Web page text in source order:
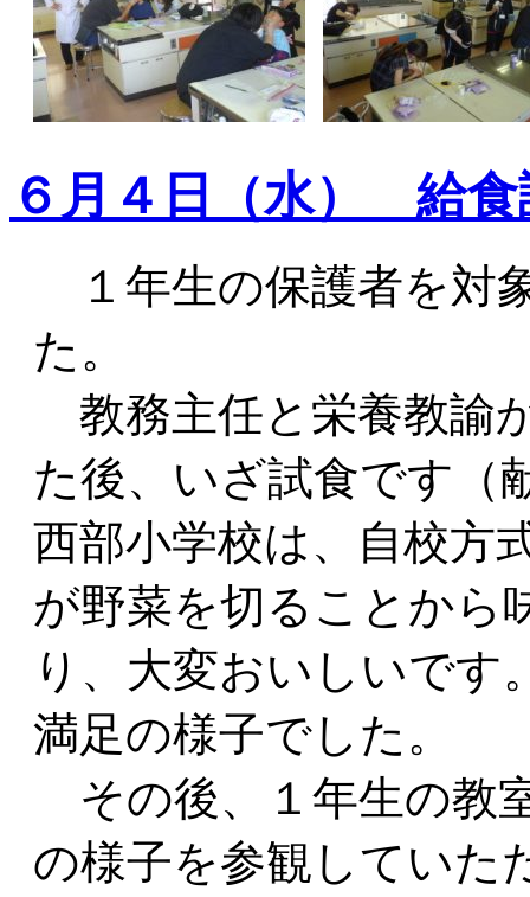
６月４日（水） 給食
１年生の保護者を対
た。
教務主任と栄養教諭
た後、いざ試食です（
西部小学校は、自校方
が野菜を切ることから
り、大変おいしいです
満足の様子でした。
その後、１年生の教
の様子を参観していた